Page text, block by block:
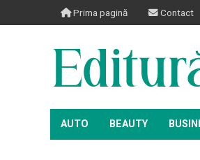
Prima pagină Contact
AUTO BEAUTY